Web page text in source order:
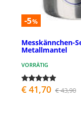
-5%
Messkännchen-
Metallmantel
VORRÄTIG
€ 41,70 € 43,90